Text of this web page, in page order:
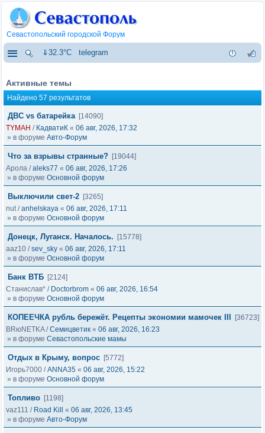
Севастопольский городской Форум
⇓32.3°C telegram
Активные темы
Найдено 57 результатов
ДВС vs батарейка [14090]
TYMAH / КадватиК « 06 авг, 2026, 17:32
» в форуме Авто-Форум
Что за взрывы странные? [19044]
Арола /aleks77 « 06 авг, 2026, 17:26
» в форуме Основной форум
Выключили свет-2 [3265]
nut/anhelskaya « 06 авг, 2026, 17:11
» в форуме Основной форум
Донецк, Луганск. Началось.
[15778]
aaz10 /sev_sky « 06 авг, 2026, 17:11
» в форуме Основной форум
Банк ВТБ [2124]
Станислав* / Doctorbrom « 06 авг, 2026, 16:54
» в форуме Основной форум
КОПЕЕЧКА рубль бережёт. Рецепты экономии мамочек III
[36723]
BRюNETKA/Семицветик « 06 авг, 2026, 16:23
» в форуме Севастопольские мамы
Отдых в Крыму, вопрос [5772]
Игорь7000 /ANNA35 « 06 авг, 2026, 15:22
» в форуме Основной форум
Топливо [1198]
vaz111 / Road Kill « 06 авг, 2026, 13:45
» в форуме Авто-Форум